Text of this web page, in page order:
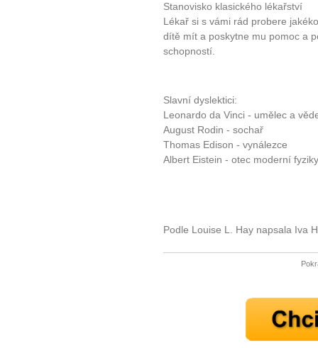
Máte pocit, že jste unaveni
Stanovisko klasického lékařství
Lékař si s vámi rád probere
dítě mít a poskytne mu pomoc a
schopností.
Slavní dyslektici:
Leonardo da Vinci - umělec a
August Rodin - sochař
Thomas Edison - vynálezce
Albert Eistein - otec moderní fyziky
Podle Louise L. Hay napsala Iva